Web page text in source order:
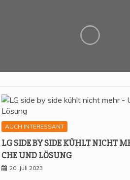
AUCH INTERESSANT
LG SIDE BY SIDE KÜHLT NICHT
CHE UND LÖSUNG
20. Juli 2023